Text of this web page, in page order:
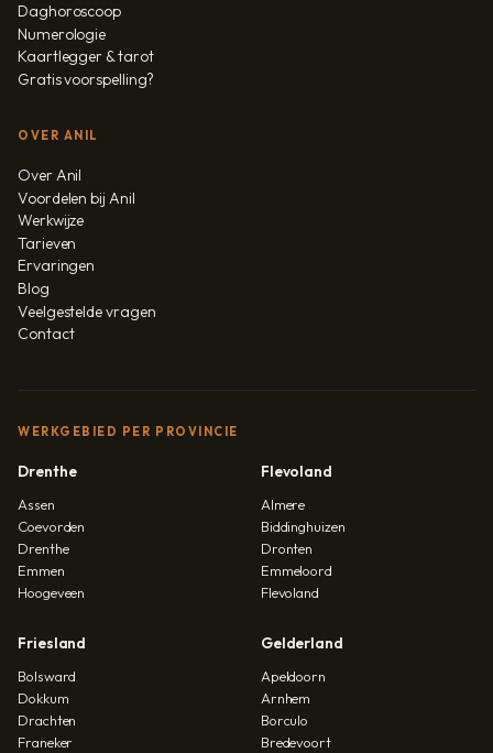
Daghoroscoop
Numerologie
Kaartlegger & tarot
Gratis voorspelling?
OVER ANIL
Over Anil
Voordelen bij Anil
Werkwijze
Tarieven
Ervaringen
Blog
Veelgestelde vragen
Contact
WERKGEBIED PER PROVINCIE
Drenthe
Assen
Coevorden
Drenthe
Emmen
Hoogeveen
Flevoland
Almere
Biddinghuizen
Dronten
Emmeloord
Flevoland
Friesland
Bolsward
Dokkum
Drachten
Franeker
Gelderland
Apeldoorn
Arnhem
Borculo
Bredevoort